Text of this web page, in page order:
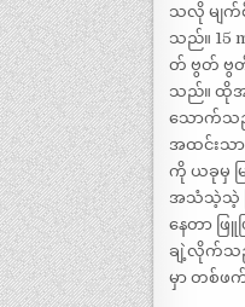
သလို မျက်
သည်။ 15
တ် ဗွတ် ဗွတ်
သည်။ ထိုအခ
သောက်သည်
အထင်းသာ
ကို ယခုမှ မ
အသံသဲ့သဲ့ က
နေတာ ဖြူ
ချဲ့လိုက်သည်
မှာ တစ်ဖက်